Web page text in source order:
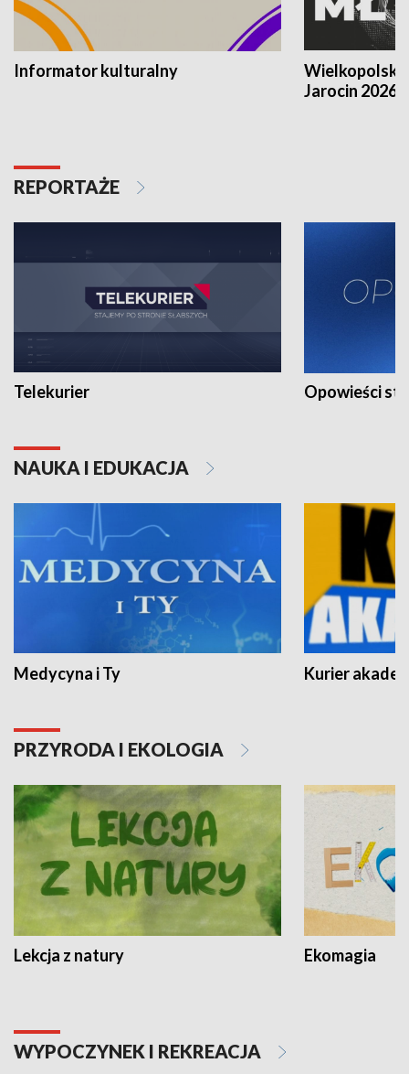
Informator kulturalny
Jarocin 2026
REPORTAŻE
Telekurier Opowieści
NAUKA I EDUKACJA
Medycyna i Ty Kurier
PRZYRODA I EKOLOGIA
Lekcja z natury Ekomagia
WYPOCZYNEK I REKREACJA